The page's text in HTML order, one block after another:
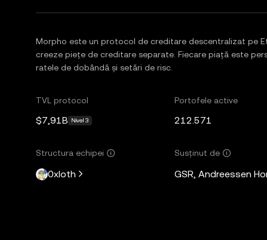
Morpho este un protocol de creditare descentralizat pe
creeze piețe de creditare separate. Fiecare piață este
ratele de dobândă și setări de risc.
TVL protocol
$7,91B Nivel 3
Portofele active
212.571
Structura echipei
0xloth
Susținut de
GSR, Andreessen